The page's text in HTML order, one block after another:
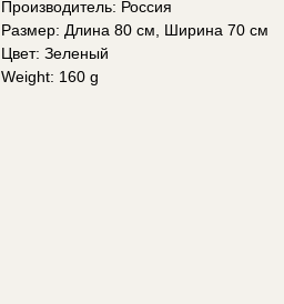
Производитель: Россия
Размер: Длина 80 см, Ширина 70 см
Цвет: Зеленый
Weight: 160 g